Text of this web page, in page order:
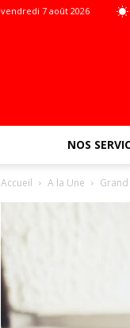
vendredi 7 août 2026
NOS
Accueil A la Une